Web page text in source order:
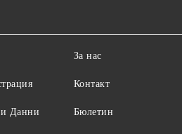
Данни
За нас
Контакт
Бюлетин